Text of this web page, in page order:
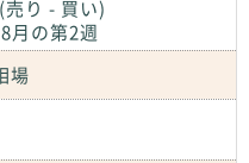
売り - 買い)
月の第2週
場